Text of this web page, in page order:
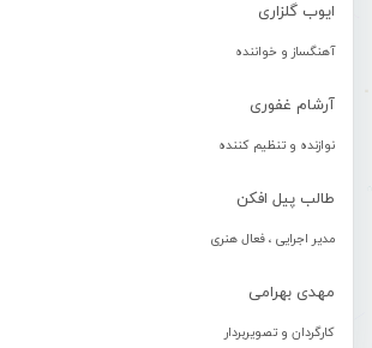
ایوب گلزاری
آهنگساز و خواننده
آرشام غفوری
نوازنده و تنظیم کننده
طالب پیل افکن
مدیر اجرایی ، فعال هنری
مهدی بهرامی
کارگردان و تصویربردار